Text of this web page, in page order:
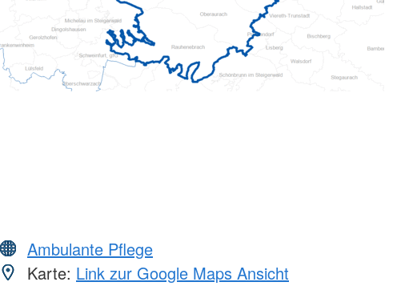
Ambulante Pflege
Karte: Link zur Google Maps Ansicht